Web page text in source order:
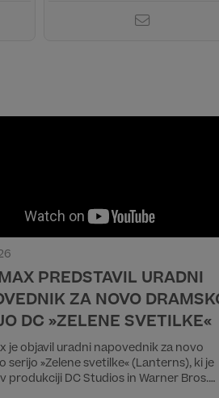
PREDSTAVIL URADNI
ZA NOVO
DC »ZELENE SVETILKE«
je objavil uradni napovednik za novo
serijo »Zelene svetilke« (Lanterns), ki je
produkciji DC Studios in Warner Bros.